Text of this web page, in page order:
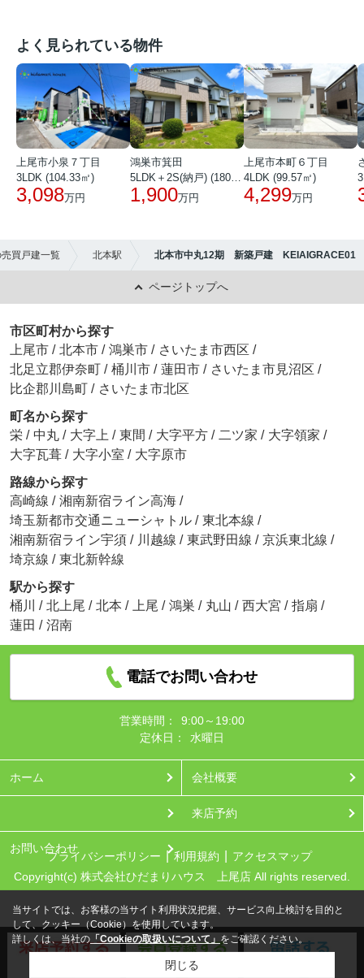
よく見られている物件
上尾市小泉７丁目
3LDK (104.33㎡)
3,098万円
鴻巣市箕田
1,900万円
上尾市本町６丁目
4LDK (99.57㎡)
4,299万円
買戸建一覧 北本駅 北本市中丸12期 新築戸建 KEIAIGRACE01
ページトップへ
市区町村から探す
上尾市 / 北本市 / 鴻巣市 / さいたま市西区 /
北足立郡伊奈町 / 桶川市 / 蓮田市 / さいたま市見沼区 /
比企郡川島町 / さいたま市北区
町名から探す
栄 / 中丸 / 大字上 / 東間 / 大字平方 / 二ツ家 / 大字領家 /
大字瓦葺 / 大字小室 / 大字原市
路線から探す
高崎線 / 湘南新宿ライン高海 /
埼玉新都市交通ニューシャトル / 東北本線 /
湘南新宿ライン宇須 / 川越線 / 東武野田線 / 京浜東北線 /
埼京線 / 東北新幹線
駅から探す
桶川
/ 北上尾 / 北本 / 上尾 / 鴻巣 / 丸山 / 西大宮 / 指扇 /
蓮田 / 沼南
電話でお問い合わせ
営業時間：
9:00～19:00
定休日：
水曜日
ホーム 会社概要
お問い合わせ
来店予約
プライバシーポリシー 利用規約
アクセスマップ
Copyright(c) 株式会社ひだまりハウス 上尾店 All rights reserved.
当サイトでは、お客様の当サイト利用状況把握、サービス向上検討を目的と
して、クッキー（Cookie）を使用しています。
詳しくは、当社の 「Cookieの取扱いについて」をご確認ください。
閉じる